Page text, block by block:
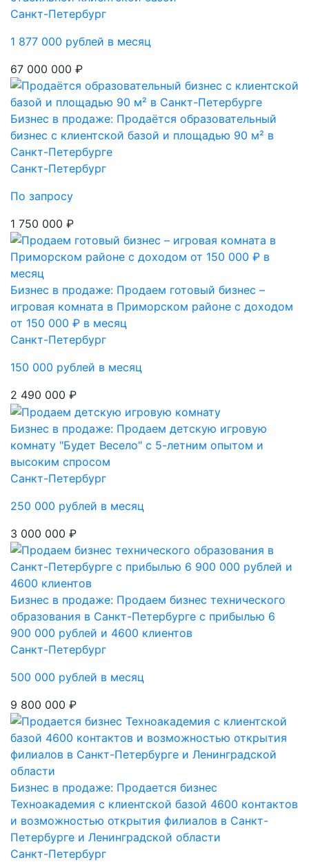
Санкт-Петербург
1 877 000 рублей в месяц
67 000 000 ₽
Бизнес в продаже: Продаётся образовательный
бизнес с клиентской базой и площадью 90 м² в
Санкт-Петербурге
Санкт-Петербург
По запросу
1 750 000 ₽
Бизнес в продаже: Продаем готовый бизнес –
игровая комната в Приморском районе с доходом
от 150 000 ₽ в месяц
Санкт-Петербург
150 000 рублей в месяц
2 490 000 ₽
Бизнес в продаже: Продаем детскую игровую
комнату "Будет Весело" с 5-летним опытом и
высоким спросом
Санкт-Петербург
250 000 рублей в месяц
3 000 000 ₽
Бизнес в продаже: Продаем бизнес технического
образования в Санкт-Петербурге с прибылью 6
900 000 рублей и 4600 клиентов
Санкт-Петербург
500 000 рублей в месяц
9 800 000 ₽
Бизнес в продаже: Продается бизнес
Техноакадемия с клиентской базой 4600 контактов
и возможностью открытия филиалов в Санкт-
Петербурге и Ленинградской области
Санкт-Петербург